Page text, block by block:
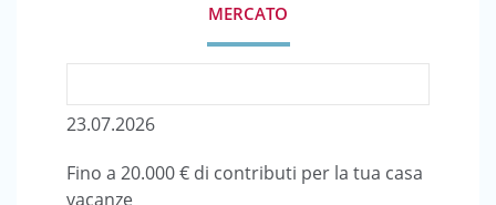
MERCATO
23.07.2026
Fino a 20.000 € di contributi per la tua casa
vacanze